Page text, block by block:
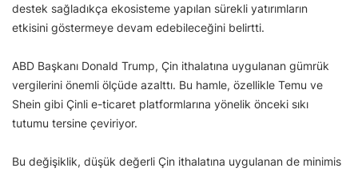
destek sağladıkça ekosisteme yapılan sürekli yatırımların
etkisini göstermeye devam edebileceğini belirtti.
ABD Başkanı Donald Trump, Çin ithalatına uygulanan gümrük
vergilerini önemli ölçüde azalttı. Bu hamle, özellikle Temu ve
Shein gibi Çinli e-ticaret platformlarına yönelik önceki sıkı
tutumu tersine çeviriyor.
Bu değişiklik, düşük değerli Çin ithalatına uygulanan de minimis